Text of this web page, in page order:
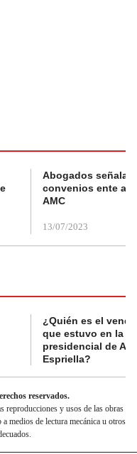
Abogados
convenios ente
AMC
13/07/2023
¿Quién es el
que estuvo en la
presidencial de
Espriella?
reservados.
reproducciones y usos de las obras
medios de lectura mecánica u otros